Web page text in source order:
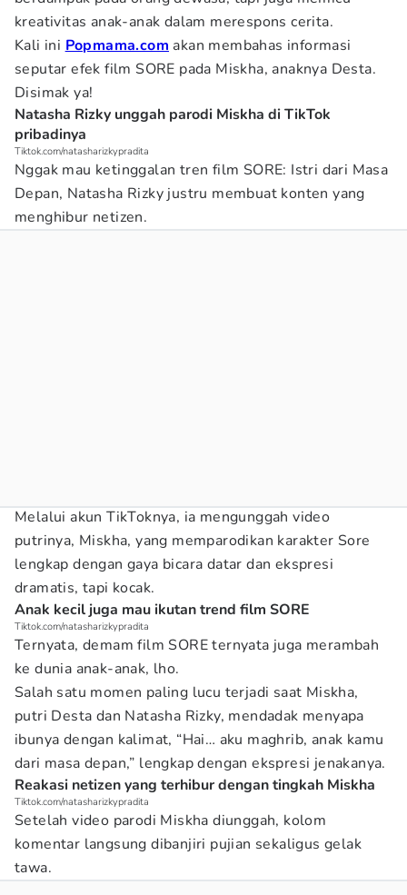
kreativitas anak-anak dalam merespons cerita.
Kali ini Popmama.com akan membahas informasi
seputar efek film SORE pada Miskha, anaknya Desta.
Disimak ya!
Natasha Rizky unggah parodi Miskha di TikTok
pribadinya
Tiktok.com/natasharizkypradita
Nggak mau ketinggalan tren film SORE: Istri dari Masa
Depan, Natasha Rizky justru membuat konten yang
menghibur netizen.
Melalui akun TikToknya, ia mengunggah video
putrinya, Miskha, yang memparodikan karakter Sore
lengkap dengan gaya bicara datar dan ekspresi
dramatis, tapi kocak.
Anak kecil juga mau ikutan trend film SORE
Tiktok.com/natasharizkypradita
Ternyata, demam film SORE ternyata juga merambah
ke dunia anak-anak, lho.
Salah satu momen paling lucu terjadi saat Miskha,
putri Desta dan Natasha Rizky, mendadak menyapa
ibunya dengan kalimat, “Hai… aku maghrib, anak kamu
dari masa depan,” lengkap dengan ekspresi jenakanya.
Reakasi netizen yang terhibur dengan tingkah Miskha
Tiktok.com/natasharizkypradita
Setelah video parodi Miskha diunggah, kolom
komentar langsung dibanjiri pujian sekaligus gelak
tawa.